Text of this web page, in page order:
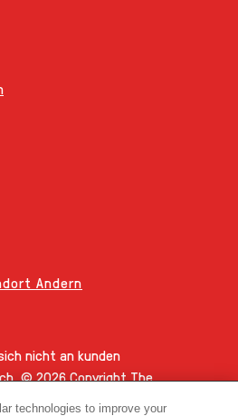
Andern
nicht an kunden
© 2026 Copyright The
technologies to improve your